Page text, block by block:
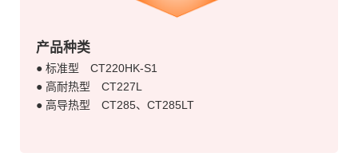
产品种类
● 标准型 CT220HK-S1
● 高耐热型 CT227L
● 高导热型 CT285、CT285LT